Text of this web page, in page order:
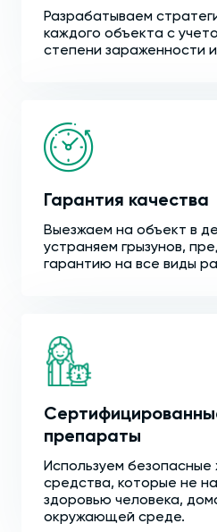
Разрабатываем
каждого объекта с
степени зараженности
Гарантия качества
Выезжаем на объект в
устраняем грызунов,
гарантию на все виды
препараты
Используем безопасные
средства, которые не
здоровью человека,
окружающей среде.